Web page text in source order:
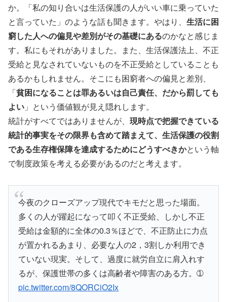
か。「私の知り合いは生活保護の人がいい車に乗っていた
と言っていた」のような話も聞きます。やはり、 生活に困
窮した人への偏見や差別がその基礎にあるのかなと感じま
す。私にもそれがありました。また、生活保護法上、不正
受給と見なされていないものを不正受給としていることも
あるかもしれません。そこにも困窮者への偏見と差別、
「貧困になることは罪あるいは自己責任、だから罰しても
よい 」という価値観が見え隠れします。
統計がすべてではありませんが、 現時点で把握できている
統計的事実をその限界も含めて踏まえて、生活保護の役割
である生存権保障を達成するためにどうすべきかという軸
で制度政策を考える必要があるのだと考えます。
今夜のクローズアップ現代でキモだと思った場面。
多くの人が躍起になって叩く不正受給、しかし不正
受給は金額的に全体の0.3％ほどで、不正防止に力点
が置かれるあまり、必要な人の2，3割しか利用でき
ていない現実。そして、過度に就労自立に肩入れす
るが、保護世帯の多くは高齢者や障害のある方。➀
pic.twitter.com/8QORCiO2Ix